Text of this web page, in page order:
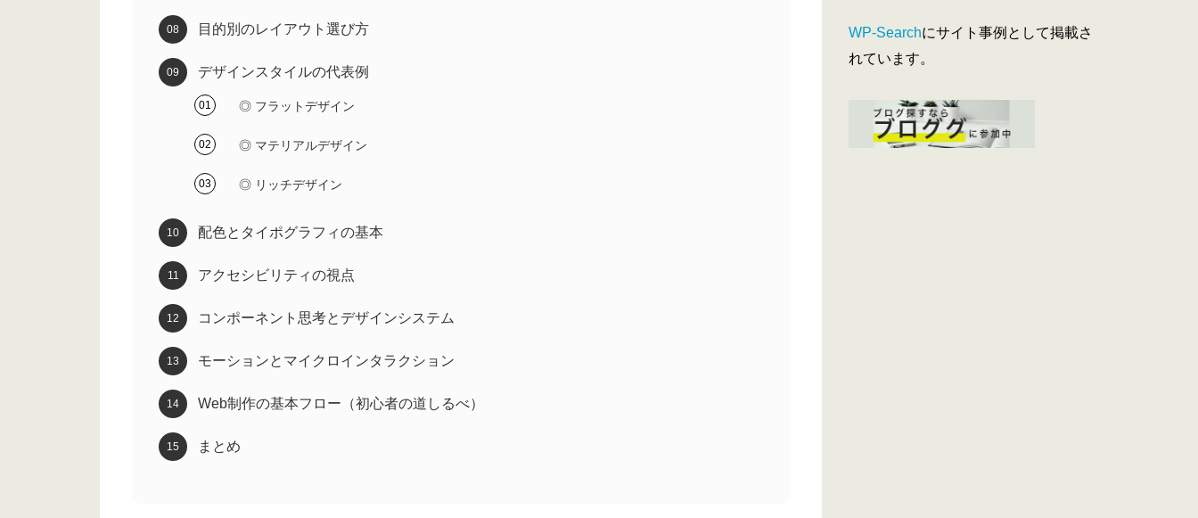
目的別のレイアウト選び方
デザインスタイルの代表例
◎ フラットデザイン
◎ マテリアルデザイン
◎ リッチデザイン
配色とタイポグラフィの基本
アクセシビリティの視点
コンポーネント思考とデザインシステム
モーションとマイクロインタラクション
Web制作の基本フロー（初心者の道しるべ）
まとめ
WP-Searchにサイト事例として掲載さ
れています。